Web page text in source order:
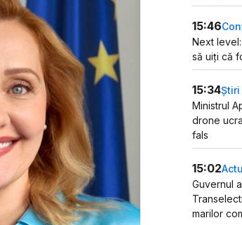
15:46
Next
să uiți că
15:34Știri
Ministrul
drone
fals
15:02
Guvernul
marilor